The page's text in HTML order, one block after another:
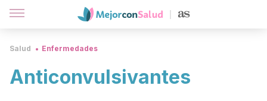
Salud Enfermedades
Anticonvulsivantes